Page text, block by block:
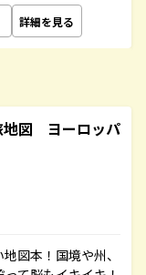
詳細を見る
図 ヨーロッパ
図本！国境や州、